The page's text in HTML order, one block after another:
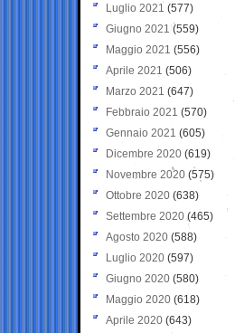
Luglio 2021 (577)
Giugno 2021(559)
Maggio 2021 (556)
Aprile 2021 (506)
Marzo 2021 (647)
Febbraio 2021 (570)
Gennaio 2021 (605)
Dicembre 2020 (619)
Novembre 2020 (575)
Ottobre 2020 (638)
Settembre 2020(465)
Agosto 2020 (588)
Luglio 2020 (597)
Giugno 2020 (580)
Maggio 2020 (618)
Aprile 2020 (643)